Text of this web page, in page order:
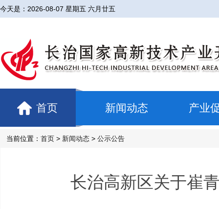
今天是： 2026-08-07 星期五 六月廿五
首页 新闻动态 产业
当前位置： 首页 > 新闻动态 > 公示公告
长治高新区关于崔